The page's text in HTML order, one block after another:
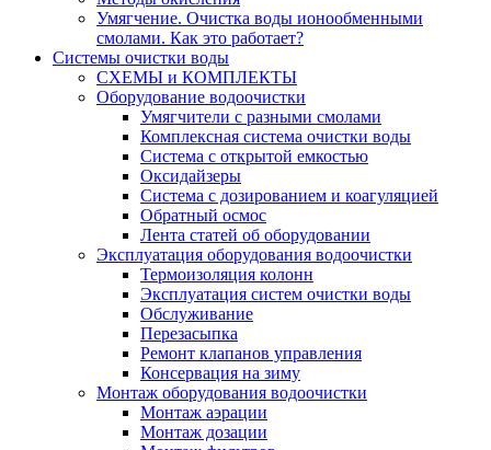
Умягчение. Очистка воды ионообменными
смолами. Как это работает?
Системы очистки воды
СХЕМЫ и КОМПЛЕКТЫ
Оборудование водоочистки
Умягчители с разными смолами
Комплексная система очистки воды
Система с открытой емкостью
Оксидайзеры
Система с дозированием и коагуляцией
Обратный осмос
Лента статей об оборудовании
Эксплуатация оборудования водоочистки
Термоизоляция колонн
Эксплуатация систем очистки воды
Обслуживание
Перезасыпка
Ремонт клапанов управления
Консервация на зиму
Монтаж оборудования водоочистки
Монтаж аэрации
Монтаж дозации